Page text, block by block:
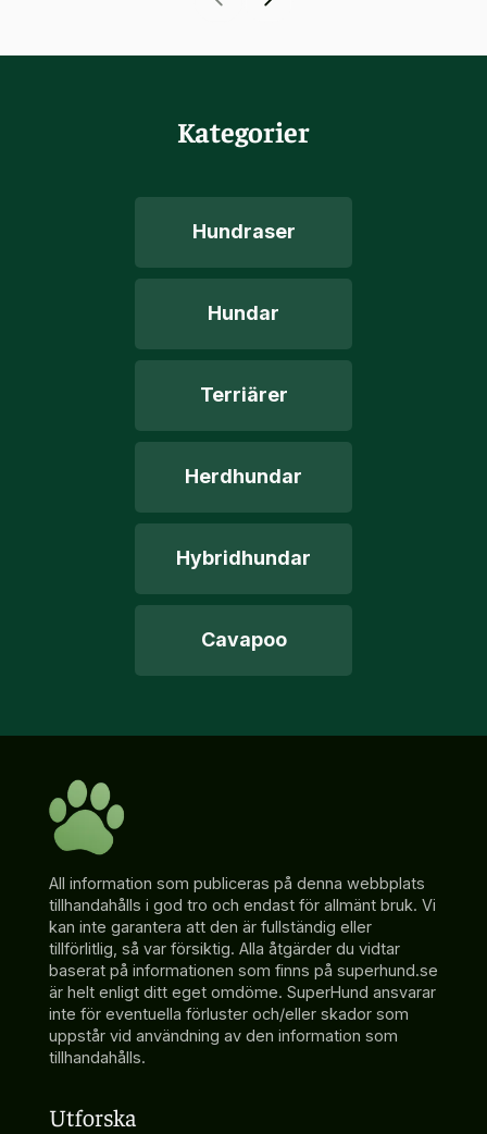
Kategorier
Hundraser
Hundar
Terriärer
Herdhundar
Hybridhundar
Cavapoo
All information som publiceras på denna webbplats
tillhandahålls i god tro och endast för allmänt bruk. Vi
kan inte garantera att den är fullständig eller
tillförlitlig, så var försiktig. Alla åtgärder du vidtar
baserat på informationen som finns på superhund.se
är helt enligt ditt eget omdöme. SuperHund ansvarar
inte för eventuella förluster och/eller skador som
uppstår vid användning av den information som
tillhandahålls.
Utforska